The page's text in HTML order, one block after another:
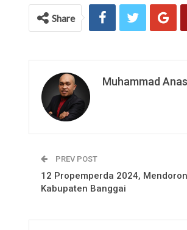
Share
Muhammad Anas
PREV POST
12 Propemperda 2024,
Kabupaten Banggai